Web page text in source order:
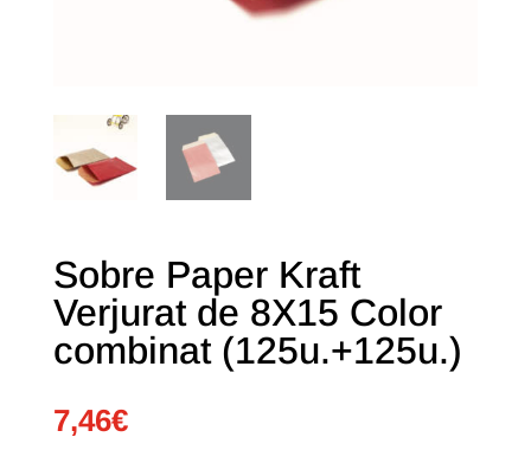
Sobre Paper Kraft
Verjurat de 8X15 Color
combinat (125u.+125u.)
7,46€